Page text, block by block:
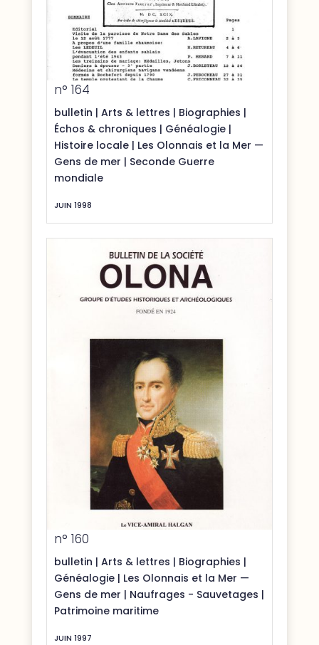
n° 164
bulletin | Arts & lettres | Biographies |
Échos & chroniques | Généalogie|
Histoire locale| Les Olonnais et la Mer —
Gens de mer | Seconde Guerre
mondiale
JUIN 1998
n° 160
bulletin | Arts & lettres | Biographies |
Généalogie| Les Olonnais et la Mer —
Gens de mer | Naufrages - Sauvetages |
Patrimoine maritime
JUIN 1997